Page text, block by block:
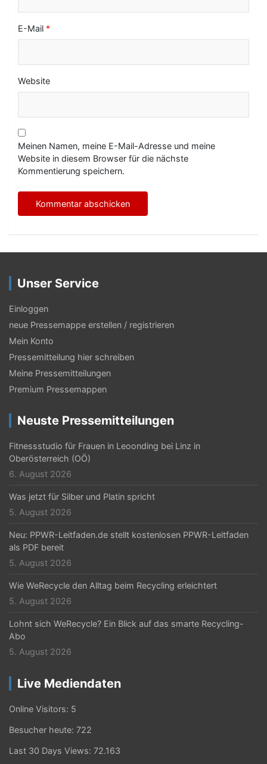
E-Mail *
Website
Meinen Namen, meine E-Mail-Adresse und meine
Website in diesem Browser für die nächste
Kommentierung speichern.
Unser Service
Einloggen
neue Pressemappe erstellen / registrieren
Mein Konto
Pressemitteilung hier schreiben
Meine Pressemitteilungen
Premium Pressemappen
Neuste Pressemitteilungen
Fitnessstudio für Frauen in Leoonding bei Linz in
Oberösterreich (OÖ)
6. August 2026
Was jetzt für Silber und Platin spricht
5. August 2026
Neu: PPWR-Leitfaden.de stellt kostenlosen PPWR-Leitfaden
als PDF bereit
5. August 2026
Wie WeRecycle den Alltag beim Recycling erleichtert
5. August 2026
Lohnt sich WeRecycle? Ein Blick auf das smarte Recycling-
Abo
5. August 2026
Live Mediendaten
Online Visitors: 5
Besucher heute: 722
Last 30 Days Views: 72.163